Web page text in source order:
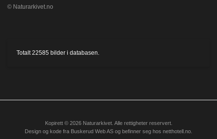
© Naturarkivet.no
Totalt 22585 bilder i databasen.
Kopirett © 2026 Naturarkivet. Alle rettigheter reservert.
Design og kode fra Buskerud Web AS og befinner seg hos netthotell.no